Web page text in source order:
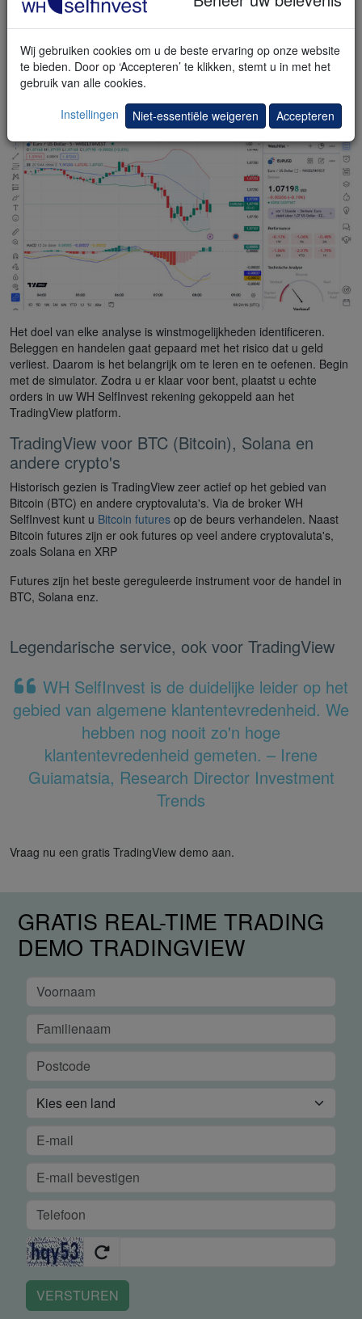
Leer handelen met onze demo
Het doel van elke analyse is winstmogelijkheden identificeren.
Beleggen en handelen gaat gepaard met het risico dat u geld
verliest. Daarom is het belangrijk om te leren en te oefenen. Begin
met de simulator. Zodra u er klaar voor bent, plaatst u echte
orders in uw WH SelfInvest rekening gekoppeld aan het
TradingView platform.
TradingView voor BTC (Bitcoin), Solana en
andere crypto's
Historisch gezien is TradingView zeer actief op het gebied van
Bitcoin (BTC) en andere cryptovaluta's. Via de broker WH
SelfInvest kunt u Bitcoin futures op de beurs verhandelen. Naast
Bitcoin futures zijn er ook futures op veel andere cryptovaluta's,
zoals Solana en XRP
Futures zijn het beste gereguleerde instrument voor de handel in
BTC, Solana enz.
Legendarische service, ook voor TradingView
WH SelfInvest is de duidelijke leider op het
gebied van algemene klantentevredenheid. We
hebben nog nooit zo'n hoge
klantentevredenheid gemeten. – Irene
Guiamatsia, Research Director Investment
Trends
Vraag nu een gratis TradingView demo aan.
Wij gebruiken cookies om u de beste ervaring op onze website
te bieden. Door op ‘Accepteren’ te klikken, stemt u in met het
gebruik van alle cookies.
Instellingen
Niet-essentiële weigeren Accepteren
GRATIS REAL-TIME TRADING
DEMO TRADINGVIEW
VERSTUREN